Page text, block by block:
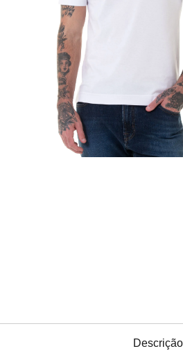
Descrição